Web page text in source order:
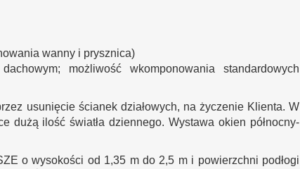
wanny i prysznica)
możliwość wkomponowania standardowych
usunięcie ścianek działowych, na życzenie Klienta. W
dużą ilość światła dziennego. Wystawa okien północny-
o wysokości od 1,35 m do 2,5 m i powierzchni podłogi